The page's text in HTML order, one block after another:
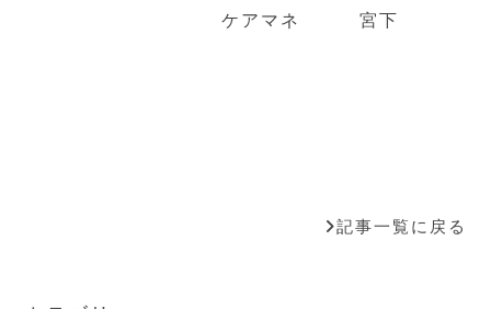
ケアマネ 宮下
記事一覧に戻る